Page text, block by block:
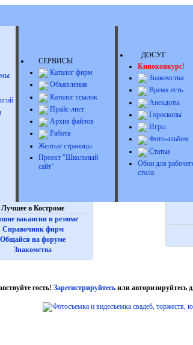
СЕРВИСЫ
Каталог фирм
Объявления
Каталог ссылок
Прайс-лист
Архив файлов
Работа
Желтые страницы
Проект "Школьный
сайт"
ДОСУГ
Киноконкурс!
Знакомства
Время есть
Анекдоты
Гороскопы
Игры
Фото-альбом
Статьи
Обои для
стола
Лучшее в Костроме
вакансии и резюме
Справочник фирм
Общайся на форуме
Знакомства
гость! Зарегистрируйтесьили авторизируйтесь